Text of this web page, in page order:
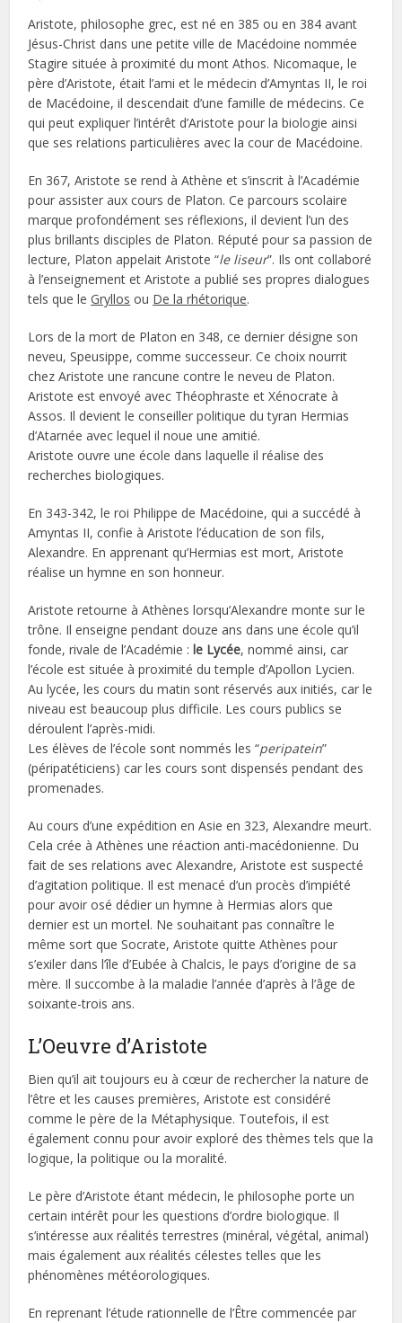
Aristote, philosophe grec, est né en 385 ou en 384 avant
Jésus-Christ dans une petite ville de Macédoine nommée
Stagire située à proximité du mont Athos. Nicomaque, le
père d’Aristote, était l’ami et le médecin d’Amyntas II, le roi
de Macédoine, il descendait d’une famille de médecins. Ce
qui peut expliquer l’intérêt d’Aristote pour la biologie ainsi
que ses relations particulières avec la cour de Macédoine.
En 367, Aristote se rend à Athène et s’inscrit à l’Académie
pour assister aux cours de Platon. Ce parcours scolaire
marque profondément ses réflexions, il devient l’un des
plus brillants disciples de Platon. Réputé pour sa passion de
lecture, Platon appelait Aristote “le liseur”. Ils ont collaboré
à l’enseignement et Aristote a publié ses propres dialogues
tels que leGryllos ou De la rhétorique.
Lors de la mort de Platon en 348, ce dernier désigne son
neveu, Speusippe, comme successeur. Ce choix nourrit
chez Aristote une rancune contre le neveu de Platon.
Aristote est envoyé avec Théophraste et Xénocrate à
Assos. Il devient le conseiller politique du tyran Hermias
d’Atarnée avec lequel il noue une amitié.
Aristote ouvre une école dans laquelle il réalise des
recherches biologiques.
En 343-342, le roi Philippe de Macédoine, qui a succédé à
Amyntas II, confie à Aristote l’éducation de son fils,
Alexandre. En apprenant qu’Hermias est mort, Aristote
réalise un hymne en son honneur.
Aristote retourne à Athènes lorsqu’Alexandre monte sur le
trône. Il enseigne pendant douze ans dans une école qu’il
fonde, rivale de l’Académie :le Lycée, nommé ainsi, car
l’école est située à proximité du temple d’Apollon Lycien.
Au lycée, les cours du matin sont réservés aux initiés, car le
niveau est beaucoup plus difficile. Les cours publics se
déroulent l’après-midi.
Les élèves de l’école sont nommés les “peripatein”
(péripatéticiens) car les cours sont dispensés pendant des
promenades.
Au cours d’une expédition en Asie en 323, Alexandre meurt.
Cela crée à Athènes une réaction anti-macédonienne. Du
fait de ses relations avec Alexandre, Aristote est suspecté
d’agitation politique. Il est menacé d’un procès d’impiété
pour avoir osé dédier un hymne à Hermias alors que
dernier est un mortel. Ne souhaitant pas connaître le
même sort que Socrate, Aristote quitte Athènes pour
s’exiler dans l’île d’Eubée à Chalcis, le pays d’origine de sa
mère. Il succombe à la maladie l’année d’après à l’âge de
soixante-trois ans.
L’Oeuvre d’Aristote
Bien qu’il ait toujours eu à cœur de rechercher la nature de
l’être et les causes premières, Aristote est considéré
comme le père de la Métaphysique. Toutefois, il est
également connu pour avoir exploré des thèmes tels que la
logique, la politique ou la moralité.
Le père d’Aristote étant médecin, le philosophe porte un
certain intérêt pour les questions d’ordre biologique. Il
s’intéresse aux réalités terrestres (minéral, végétal, animal)
mais également aux réalités célestes telles que les
phénomènes météorologiques.
En reprenant l’étude rationnelle de l’Être commencée par